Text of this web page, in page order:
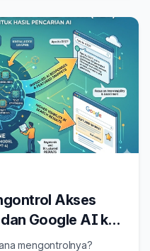
Akses
Google AI ke
mengontrolnya?